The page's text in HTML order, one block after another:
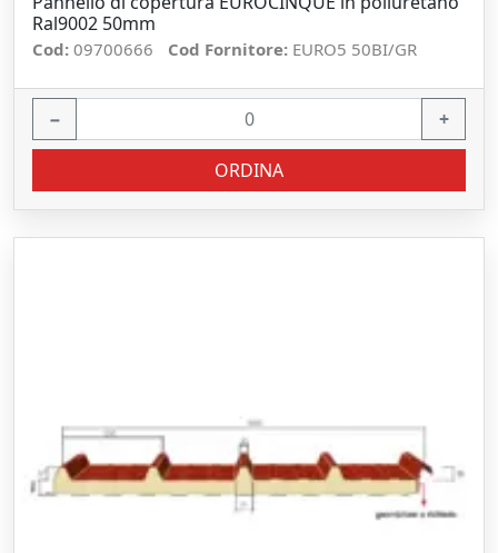
Ral9002 50mm
Cod: 09700666 Cod Fornitore: EURO5 50BI/GR
− +
ORDINA